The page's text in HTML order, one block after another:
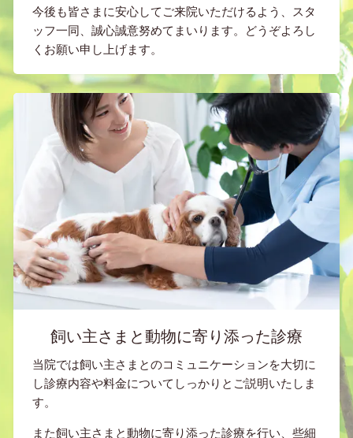
今後も皆さまに安心してご来院いただけるよう、スタ
ッフ一同、誠心誠意努めてまいります。どうぞよろし
くお願い申し上げます。
飼い主さまと動物に寄り添った診療
当院では飼い主さまとのコミュニケーションを大切に
し診療内容や料金についてしっかりとご説明いたしま
す。
また飼い主さまと動物に寄り添った診療を行い、些細